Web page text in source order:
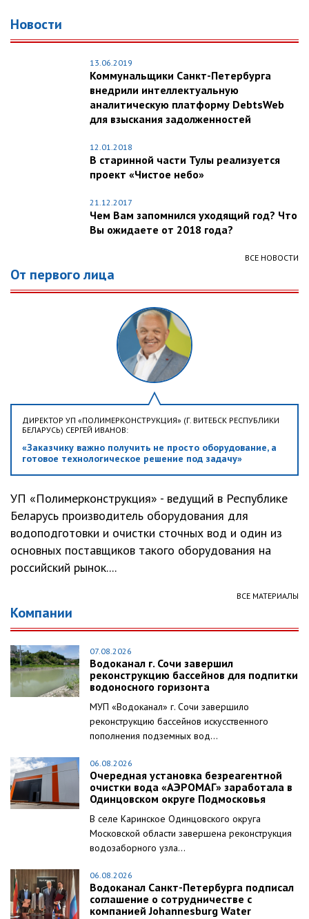
Новости
13.06.2019
Коммунальщики Санкт-Петербурга
внедрили интеллектуальную
аналитическую платформу DebtsWeb
для взыскания задолженностей
12.01.2018
В старинной части Тулы реализуется
проект «Чистое небо»
21.12.2017
Чем Вам запомнился уходящий год? Что
Вы ожидаете от 2018 года?
ВСЕ НОВОСТИ
От первого лица
ДИРЕКТОР УП «ПОЛИМЕРКОНСТРУКЦИЯ» (Г. ВИТЕБСК РЕСПУБЛИКИ
БЕЛАРУСЬ) СЕРГЕЙ ИВАНОВ:
«Заказчику важно получить не просто оборудование, а
готовое технологическое решение под задачу»
УП «Полимерконструкция» - ведущий в Республике
Беларусь производитель оборудования для
водоподготовки и очистки сточных вод и один из
основных поставщиков такого оборудования на
российский рынок....
ВСЕ МАТЕРИАЛЫ
Компании
07.08.2026
Водоканал г. Сочи завершил
реконструкцию бассейнов для подпитки
водоносного горизонта
МУП «Водоканал» г. Сочи завершило
реконструкцию бассейнов искусственного
пополнения подземных вод...
06.08.2026
Очередная установка безреагентной
очистки вода «АЭРОМАГ» заработала в
Одинцовском округе Подмосковья
В селе Каринское Одинцовского округа
Московской области завершена реконструкция
водозаборного узла...
06.08.2026
Водоканал Санкт-Петербурга подписал
соглашение о сотрудничестве с
компанией Johannesburg Water